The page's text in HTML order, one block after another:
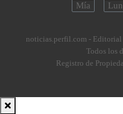
Mía
noticias.perfil.com - Editorial
Todos los
Registro de